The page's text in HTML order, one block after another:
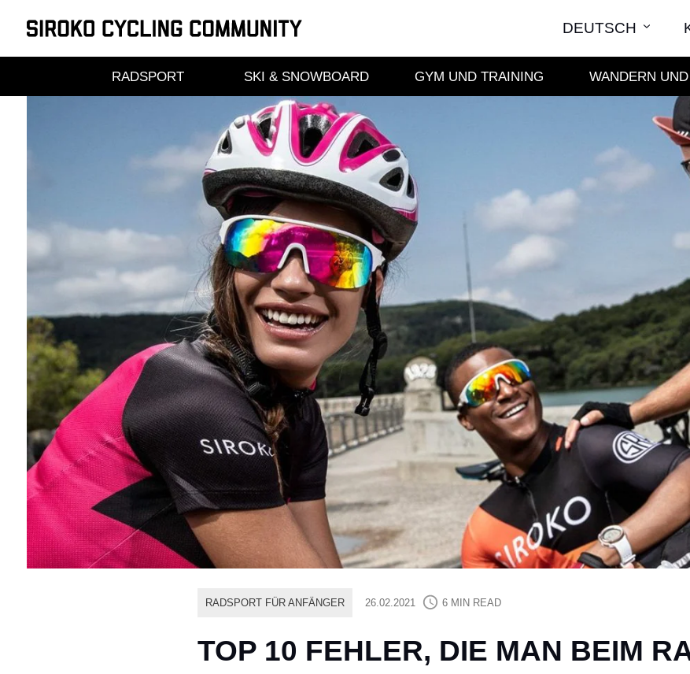
DEUTSCH
RADSPORT SKI & SNOWBOARD GYM UND TRAINING WANDERN
TOP 10 FEHLER, DIE MAN BEIM
RADSPORT FÜR ANFÄNGER 26.02.2021 6 MIN READ